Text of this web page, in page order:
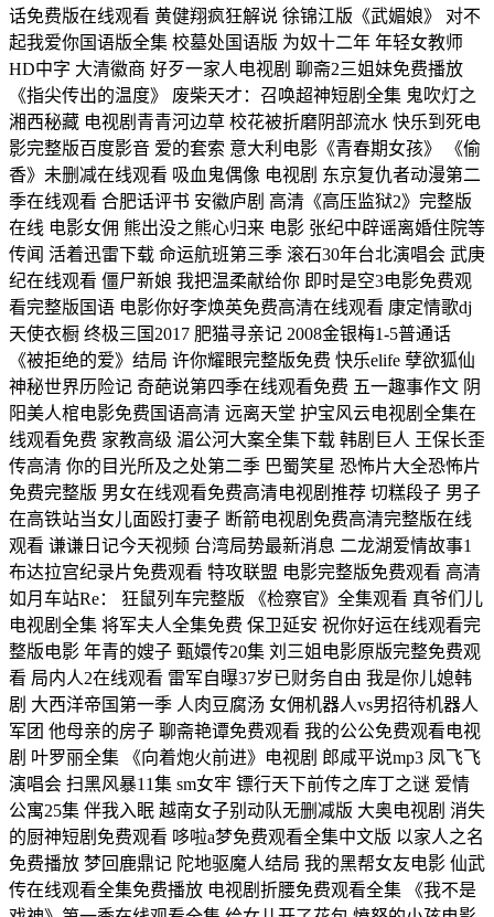
话免费版在线观看 黄健翔疯狂解说 徐锦江版《武媚娘》 对不
起我爱你国语版全集 校墓处国语版 为奴十二年 年轻女教师
HD中字 大清徽商 好歹一家人电视剧 聊斋2三姐妹免费播放
《指尖传出的温度》 废柴天才：召唤超神短剧全集 鬼吹灯之
湘西秘藏 电视剧青青河边草 校花被折磨阴部流水 快乐到死电
影完整版百度影音 爱的套索 意大利电影《青春期女孩》 《偷
香》未删减在线观看 吸血鬼偶像 电视剧 东京复仇者动漫第二
季在线观看 合肥话评书 安徽庐剧 高清《高压监狱2》完整版
在线 电影女佣 熊出没之熊心归来 电影 张纪中辟谣离婚住院等
传闻 活着迅雷下载 命运航班第三季 滚石30年台北演唱会 武庚
纪在线观看 僵尸新娘 我把温柔献给你 即时是空3电影免费观
看完整版国语 电影你好李焕英免费高清在线观看 康定情歌dj
天使衣橱 终极三国2017 肥猫寻亲记 2008金银梅1-5普通话
《被拒绝的爱》结局 许你耀眼完整版免费 快乐elife 孽欲狐仙
神秘世界历险记 奇葩说第四季在线观看免费 五一趣事作文 阴
阳美人棺电影免费国语高清 远离天堂 护宝风云电视剧全集在
线观看免费 家教高级 湄公河大案全集下载 韩剧巨人 王保长歪
传高清 你的目光所及之处第二季 巴蜀笑星 恐怖片大全恐怖片
免费完整版 男女在线观看免费高清电视剧推荐 切糕段子 男子
在高铁站当女儿面殴打妻子 断箭电视剧免费高清完整版在线
观看 谦谦日记今天视频 台湾局势最新消息 二龙湖爱情故事1
布达拉宫纪录片免费观看 特攻联盟 电影完整版免费观看 高清
如月车站Re： 狂鼠列车完整版 《检察官》全集观看 真爷们儿
电视剧全集 将军夫人全集免费 保卫延安 祝你好运在线观看完
整版电影 年青的嫂子 甄嬛传20集 刘三姐电影原版完整免费观
看 局内人2在线观看 雷军自曝37岁已财务自由 我是你儿媳韩
剧 大西洋帝国第一季 人肉豆腐汤 女佣机器人vs男招待机器人
军团 他母亲的房子 聊斋艳谭免费观看 我的公公免费观看电视
剧 叶罗丽全集 《向着炮火前进》电视剧 郎咸平说mp3 凤飞飞
演唱会 扫黑风暴11集 sm女牢 镖行天下前传之库丁之谜 爱情
公寓25集 伴我入眠 越南女子别动队无删减版 大奥电视剧 消失
的厨神短剧免费观看 哆啦a梦免费观看全集中文版 以家人之名
免费播放 梦回鹿鼎记 陀地驱魔人结局 我的黑帮女友电影 仙武
传在线观看全集免费播放 电视剧折腰免费观看全集 《我不是